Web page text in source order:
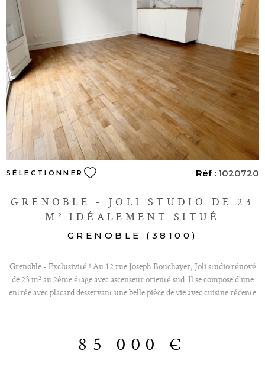
d'agence sont à la charge du vendeur.
VOIR LE BIEN
SÉLECTIONNER Réf : 1020720
GRENOBLE - JOLI STUDIO DE 23
M² IDÉALEMENT SITUÉ
GRENOBLE (38100)
Grenoble - Exclusivité ! Au 12 rue Joseph Bouchayer, Joli studio rénové
de 23 m² au 2ème étage avec ascenseur orienté sud. Il se compose d'une
entrée avec placard desservant une belle pièce de vie avec cuisine récente
chauffage électrique avec convecteur dernière génération, salle d'eau
85 000 €